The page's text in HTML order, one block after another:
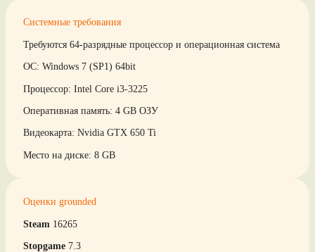
Системные требования
Требуются 64-разрядные процессор и операционная система
ОС: Windows 7 (SP1) 64bit
Процессор: Intel Core i3-3225
Оперативная память: 4 GB ОЗУ
Видеокарта: Nvidia GTX 650 Ti
Место на диске: 8 GB
Оценки grounded
Steam 16265
Stopgame 7.3